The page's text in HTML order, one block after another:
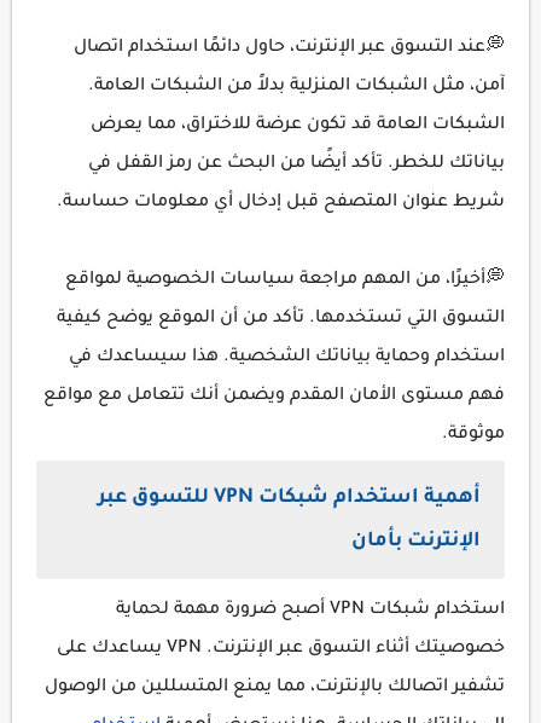
💭عند التسوق عبر الإنترنت، حاول دائمًا استخدام اتصال
آمن، مثل الشبكات المنزلية بدلاً من الشبكات العامة.
الشبكات العامة قد تكون عرضة للاختراق، مما يعرض
بياناتك للخطر. تأكد أيضًا من البحث عن رمز القفل في
شريط عنوان المتصفح قبل إدخال أي معلومات حساسة.
💭أخيرًا، من المهم مراجعة سياسات الخصوصية لمواقع
التسوق التي تستخدمها. تأكد من أن الموقع يوضح كيفية
استخدام وحماية بياناتك الشخصية. هذا سيساعدك في
فهم مستوى الأمان المقدم ويضمن أنك تتعامل مع مواقع
موثوقة.
أهمية استخدام شبكات VPN للتسوق عبر
الإنترنت بأمان
استخدام شبكات VPN أصبح ضرورة مهمة لحماية
خصوصيتك أثناء التسوق عبر الإنترنت. VPN يساعدك على
تشفير اتصالك بالإنترنت، مما يمنع المتسللين من الوصول